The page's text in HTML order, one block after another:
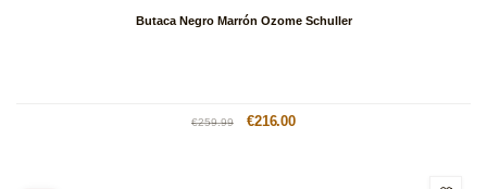
Butaca Negro Marrón Ozome Schuller
Precio
€259.99
Precio
€216.00